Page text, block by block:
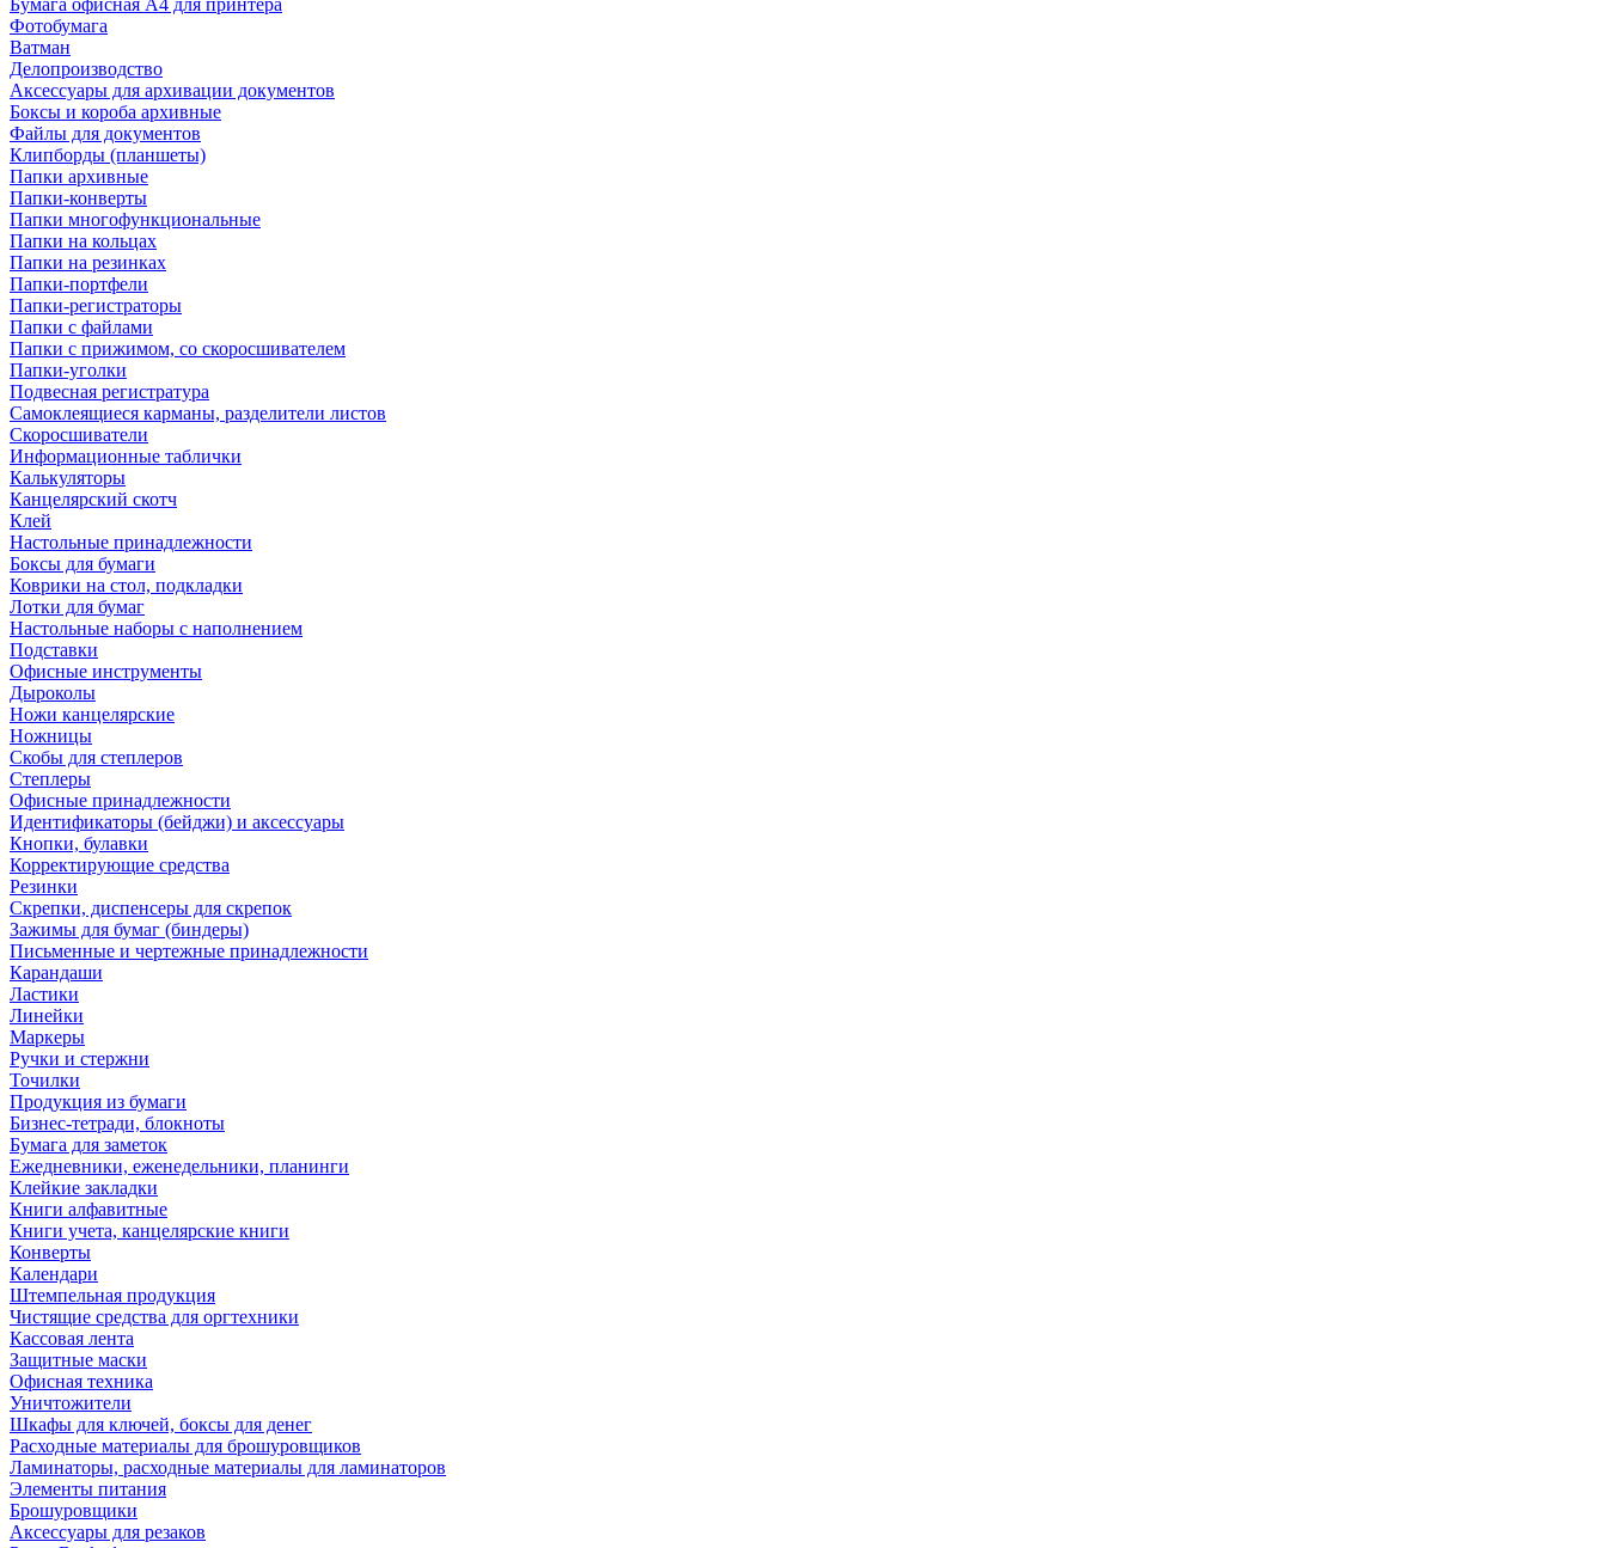
Бумага офисная А4 для принтера
Фотобумага
Ватман
Делопроизводство
Аксессуары для архивации документов
Боксы и короба архивные
Файлы для документов
Клипборды (планшеты)
Папки архивные
Папки-конверты
Папки многофункциональные
Папки на кольцах
Папки на резинках
Папки-портфели
Папки-регистраторы
Папки с файлами
Папки с прижимом, со скоросшивателем
Папки-уголки
Подвесная регистратура
Самоклеящиеся карманы, разделители листов
Скоросшиватели
Информационные таблички
Калькуляторы
Канцелярский скотч
Клей
Настольные принадлежности
Боксы для бумаги
Коврики на стол, подкладки
Лотки для бумаг
Настольные наборы с наполнением
Подставки
Офисные инструменты
Дыроколы
Ножи канцелярские
Ножницы
Скобы для степлеров
Степлеры
Офисные принадлежности
Идентификаторы (бейджи) и аксессуары
Кнопки, булавки
Корректирующие средства
Резинки
Скрепки, диспенсеры для скрепок
Зажимы для бумаг (биндеры)
Письменные и чертежные принадлежности
Карандаши
Ластики
Линейки
Маркеры
Ручки и стержни
Точилки
Продукция из бумаги
Бизнес-тетради, блокноты
Бумага для заметок
Ежедневники, еженедельники, планинги
Клейкие закладки
Книги алфавитные
Книги учета, канцелярские книги
Конверты
Календари
Штемпельная продукция
Чистящие средства для оргтехники
Кассовая лента
Защитные маски
Офисная техника
Уничтожители
Шкафы для ключей, боксы для денег
Расходные материалы для брошуровщиков
Ламинаторы, расходные материалы для ламинаторов
Элементы питания
Брошуровщики
Аксессуары для резаков